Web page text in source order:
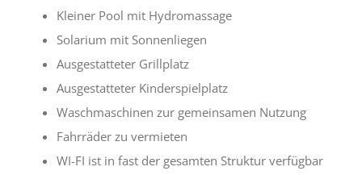
Kleiner Pool mit Hydromassage
Solarium mit Sonnenliegen
Ausgestatteter Grillplatz
Ausgestatteter Kinderspielplatz
Waschmaschinen zur gemeinsamen Nutzung
Fahrräder zu vermieten
WI-FI ist in fast der gesamten Struktur verfügbar